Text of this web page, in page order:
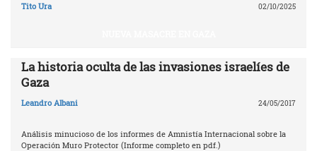
Tito Ura 02/10/2025
La historia oculta de las invasiones israelíes de
Gaza
Leandro Albani 24/05/2017
Análisis minucioso de los informes de Amnistía Internacional sobre la
Operación Muro Protector (Informe completo en pdf.)